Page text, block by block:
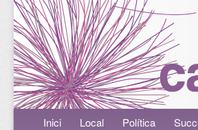
Menú principalAneu al contingut principal
Aneu al contingut secundari
Inici Local Política